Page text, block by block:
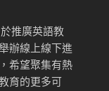
推廣英語教
辦線上線下進
希望聚集有熱
育的更多可